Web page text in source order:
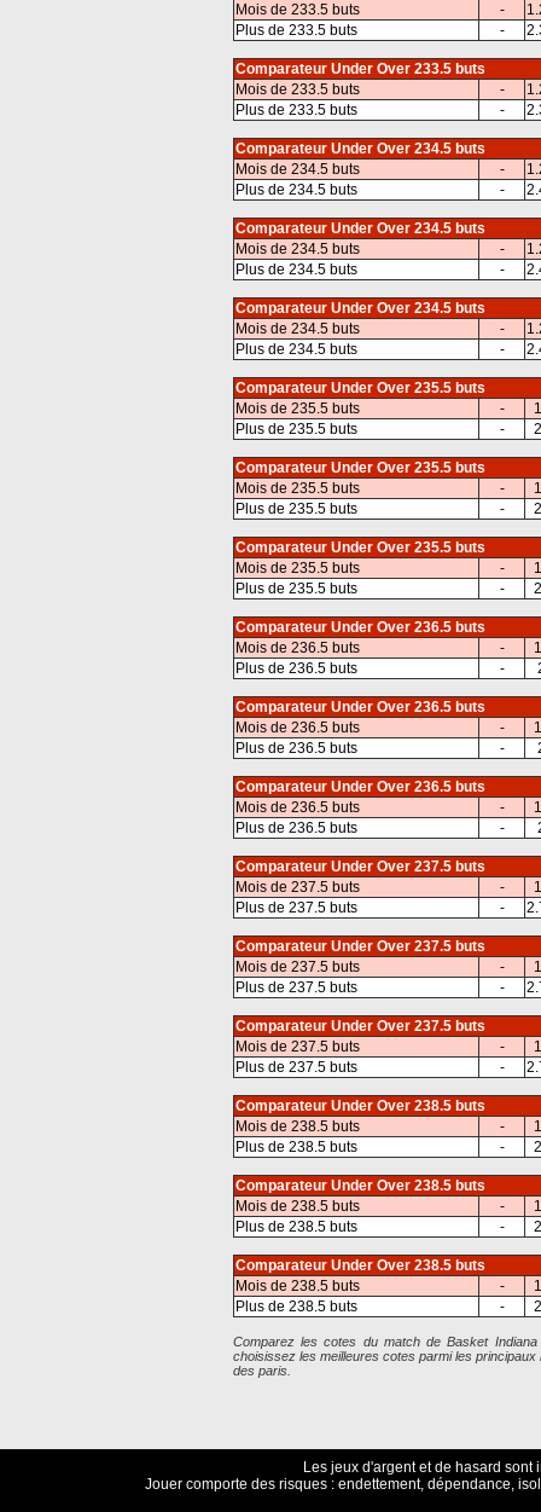
Mois de 233.5 buts
-
Plus de 233.5 buts
-
Comparateur Under Over 233.5 buts
Mois de 233.5 buts
-
Plus de 233.5 buts
-
Comparateur Under Over 234.5 buts
Mois de 234.5 buts
-
Plus de 234.5 buts
-
Comparateur Under Over 234.5 buts
Mois de 234.5 buts
-
Plus de 234.5 buts
-
Comparateur Under Over 234.5 buts
Mois de 234.5 buts
-
Plus de 234.5 buts
-
Comparateur Under Over 235.5 buts
Mois de 235.5 buts
-
Plus de 235.5 buts
-
Comparateur Under Over 235.5 buts
Mois de 235.5 buts
-
Plus de 235.5 buts
-
Comparateur Under Over 235.5 buts
Mois de 235.5 buts
-
Plus de 235.5 buts
-
Comparateur Under Over 236.5 buts
Mois de 236.5 buts
-
Plus de 236.5 buts
-
Comparateur Under Over 236.5 buts
Mois de 236.5 buts
-
Plus de 236.5 buts
-
Comparateur Under Over 236.5 buts
Mois de 236.5 buts
-
Plus de 236.5 buts
-
Comparateur Under Over 237.5 buts
Mois de 237.5 buts
-
Plus de 237.5 buts
-
Comparateur Under Over 237.5 buts
Mois de 237.5 buts
-
Plus de 237.5 buts
-
Comparateur Under Over 237.5 buts
Mois de 237.5 buts
-
Plus de 237.5 buts
-
Comparateur Under Over 238.5 buts
Mois de 238.5 buts
-
Plus de 238.5 buts
-
Comparateur Under Over 238.5 buts
Mois de 238.5 buts
-
Plus de 238.5 buts
-
Comparateur Under Over 238.5 buts
Mois de 238.5 buts
-
Plus de 238.5 buts
-
Comparez les cotes du match de Basket
choisissez les meilleures cotes parmi les
des paris.
Les jeux d'argent et de hasard sont
Jouer comporte des risques : endettement, dépendance,